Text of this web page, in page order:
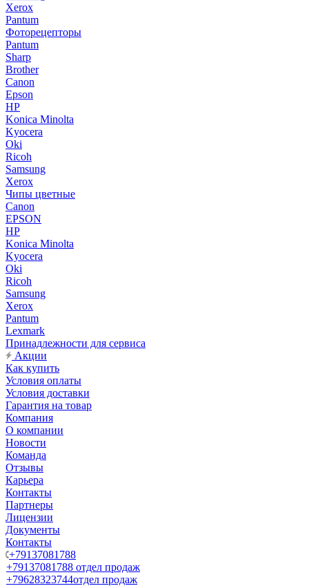
Xerox
Pantum
Фоторецепторы
Pantum
Sharp
Brother
Canon
Epson
HP
Konica Minolta
Kyocera
Oki
Ricoh
Samsung
Xerox
Чипы цветные
Canon
EPSON
HP
Konica Minolta
Kyocera
Oki
Ricoh
Samsung
Xerox
Pantum
Lexmark
Принадлежности для сервиса
Акции
Как купить
Условия оплаты
Условия доставки
Гарантия на товар
Компания
О компании
Новости
Команда
Отзывы
Карьера
Контакты
Партнеры
Лицензии
Документы
Контакты
+79137081788
+79137081788 отдел продаж
+79628323744отдел продаж